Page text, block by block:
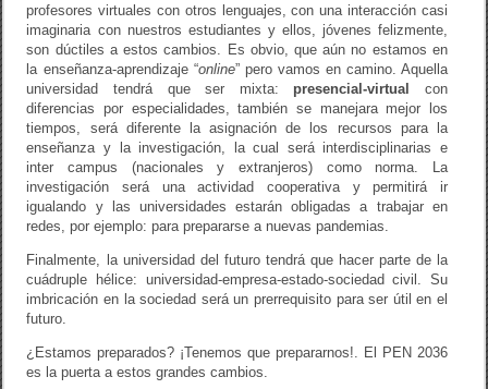
profesores virtuales con otros lenguajes, con una interacción casi
imaginaria con nuestros estudiantes y ellos, jóvenes felizmente,
son dúctiles a estos cambios. Es obvio, que aún no estamos en
la enseñanza-aprendizaje “online” pero vamos en camino. Aquella
universidad tendrá que ser mixta: presencial-virtual con
diferencias por especialidades, también se manejara mejor los
tiempos, será diferente la asignación de los recursos para la
enseñanza y la investigación, la cual será interdisciplinarias e
inter campus (nacionales y extranjeros) como norma. La
investigación será una actividad cooperativa y permitirá ir
igualando y las universidades estarán obligadas a trabajar en
redes, por ejemplo: para prepararse a nuevas pandemias.
Finalmente, la universidad del futuro tendrá que hacer parte de la
cuádruple hélice: universidad-empresa-estado-sociedad civil. Su
imbricación en la sociedad será un prerrequisito para ser útil en el
futuro.
¿Estamos preparados? ¡Tenemos que prepararnos!. El PEN 2036
es la puerta a estos grandes cambios.